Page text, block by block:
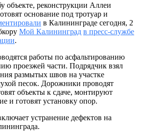
объекте, реконструкции Аллеи
основание под тротуар и
в Калининграде сегодня, 2
Мой Калининград в пресс-службе
.
работы по асфальтированию
проезжей части. Подрядчик взял
размытых швов на участке
песок. Дорожники проводят
объекты к сдаче, монтируют
и готовят установку опор.
устранение дефектов на